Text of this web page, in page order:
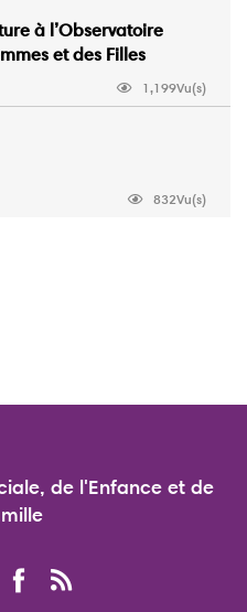
à l’Observatoire
et des Filles
1,199Vu(s)
832Vu(s)
de l'Enfance et de